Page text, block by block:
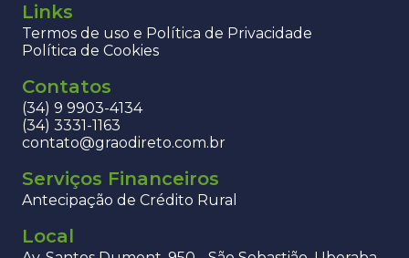
Links
Termos de uso e Política de Privacidade
Política de Cookies
Contatos
(34) 9 9903-4134
(34) 3331-1163
contato@graodireto.com.br
Serviços Financeiros
Antecipação de Crédito Rural
Local